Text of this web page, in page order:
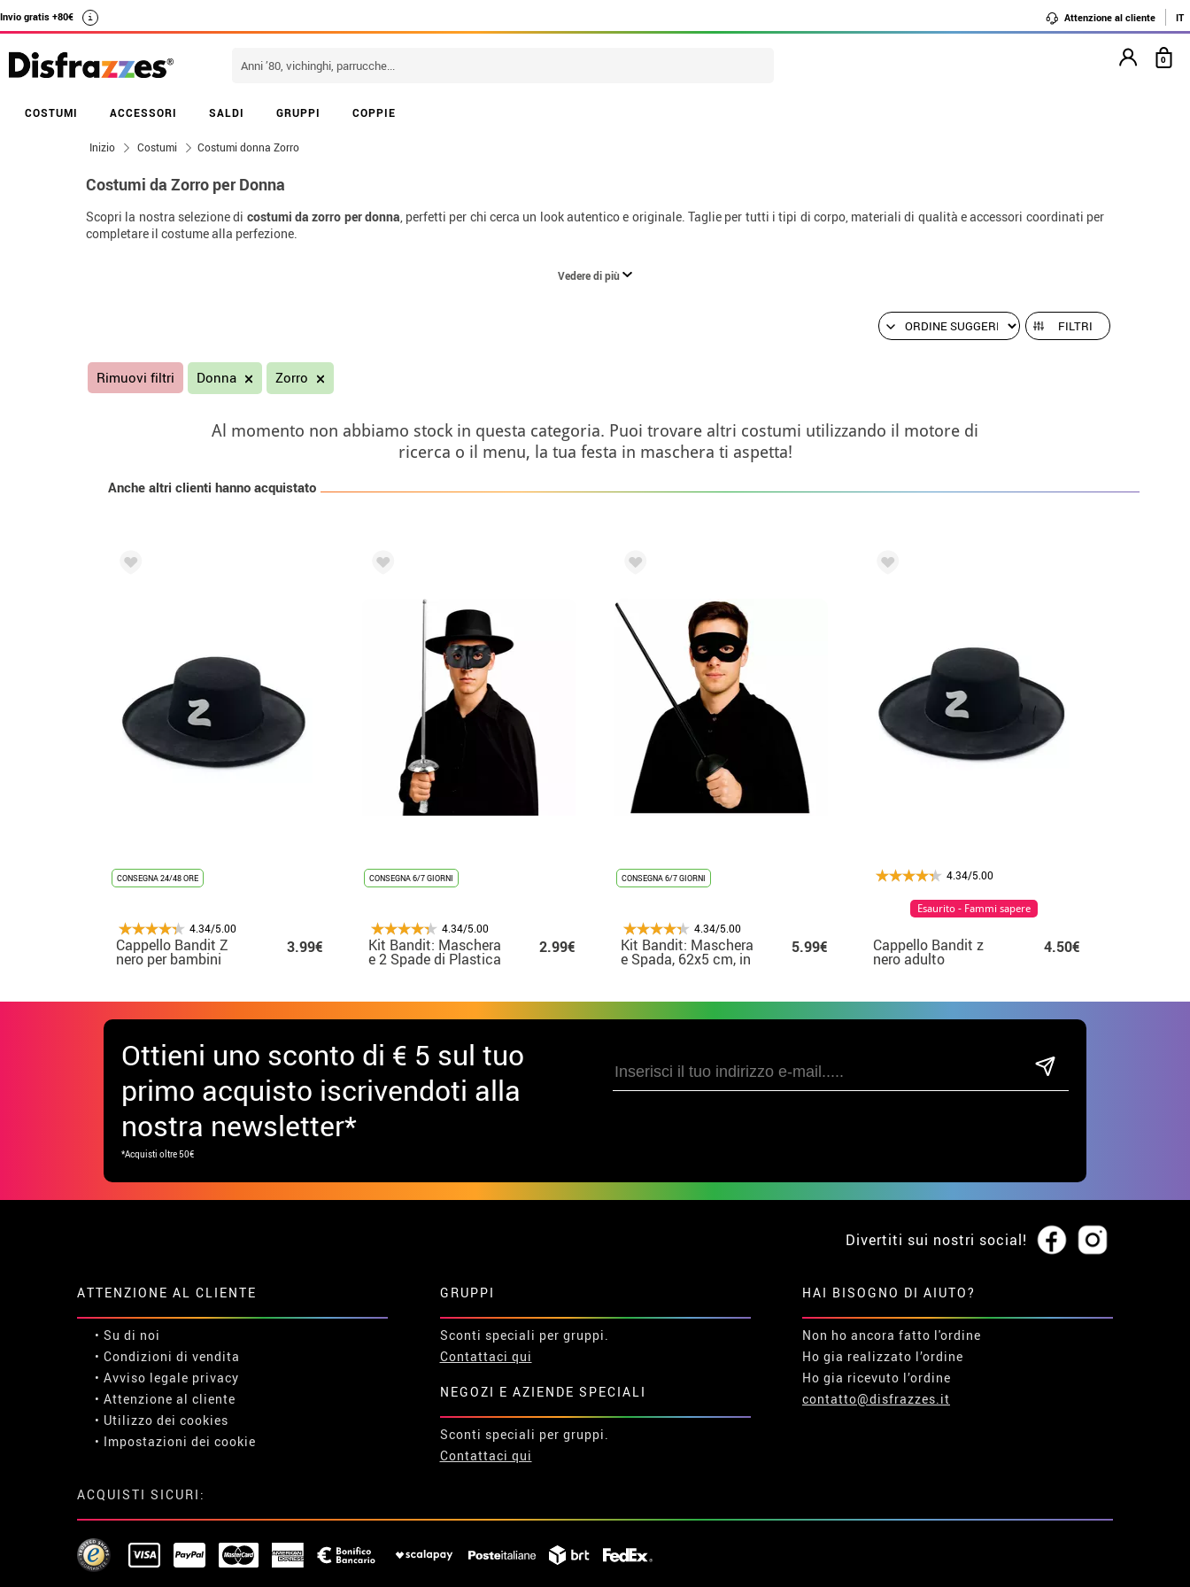
Invio gratis +80€ i Attenzione al cliente IT
COSTUMI ACCESSORI SALDI GRUPPI COPPIE
0
Inizio Costumi Costumi donna Zorro
Costumi da Zorro per Donna
Scopri la nostra selezione di costumi da zorro per donna, perfetti per chi cerca un look autentico e originale. Taglie per tutti i tipi di corpo, materiali di qualità e accessori coordinati per
completare il costume alla perfezione.
Vedere di più
FILTRI
Rimuovi filtri Donna Zorro
Al momento non abbiamo stock in questa categoria. Puoi trovare altri costumi utilizzando il motore di
ricerca o il menu, la tua festa in maschera ti aspetta!
Anche altri clienti hanno acquistato
CONSEGNA 24/48 ORE
4.34/5.00
Cappello Bandit Z
nero per bambini
3.99€
CONSEGNA 6/7 GIORNI
4.34/5.00
Kit Bandit: Maschera
e 2 Spade di Plastica
(60x9 cm)
2.99€
CONSEGNA 6/7 GIORNI
4.34/5.00
Kit Bandit: Maschera
e Spada, 62x5 cm, in
plastica
5.99€
4.34/5.00
Cappello Bandit z
nero adulto
4.50€
Esaurito - Fammi sapere
Ottieni uno sconto di € 5 sul tuo
primo acquisto iscrivendoti alla
nostra newsletter*
*Acquisti oltre 50€
Divertiti sui nostri social!
ATTENZIONE AL CLIENTE
• Su di noi
• Condizioni di vendita
• Avviso legale privacy
• Attenzione al cliente
• Utilizzo dei cookies
• Impostazioni dei cookie
GRUPPI
Sconti speciali per gruppi.
Contattaci qui
NEGOZI E AZIENDE SPECIALI
Sconti speciali per gruppi.
Contattaci qui
HAI BISOGNO DI AIUTO?
Non ho ancora fatto l'ordine
Ho gia realizzato l’ordine
Ho gia ricevuto l’ordine
contatto@disfrazzes.it
ACQUISTI SICURI: